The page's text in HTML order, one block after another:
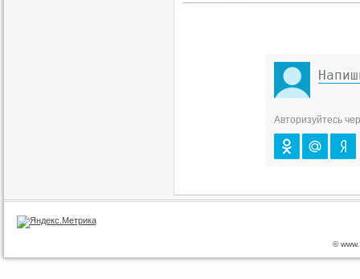
Авторизуйтесь
©